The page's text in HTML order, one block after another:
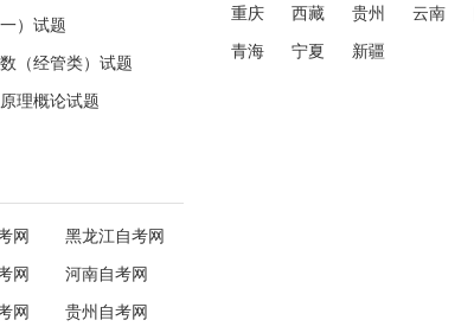
）试题
（经管类）试题
理概论试题
网 黑龙江自考网
网 河南自考网
网 贵州自考网
重庆 西藏 贵州 云南
青海 宁夏 新疆